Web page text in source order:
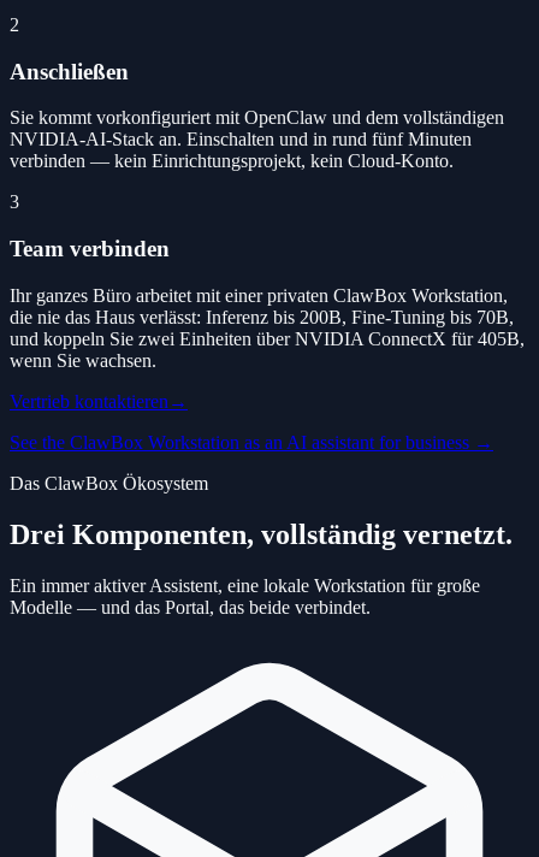
2
Anschließen
Sie kommt vorkonfiguriert mit OpenClaw und dem vollständigen
NVIDIA-AI-Stack an. Einschalten und in rund fünf Minuten
verbinden — kein Einrichtungsprojekt, kein Cloud-Konto.
3
Team verbinden
Ihr ganzes Büro arbeitet mit einer privaten ClawBox Workstation,
die nie das Haus verlässt: Inferenz bis 200B, Fine-Tuning bis 70B,
und koppeln Sie zwei Einheiten über NVIDIA ConnectX für 405B,
wenn Sie wachsen.
Vertrieb kontaktieren →
See the ClawBox Workstation as an AI assistant for business →
Das ClawBox Ökosystem
Drei Komponenten, vollständig vernetzt.
Ein immer aktiver Assistent, eine lokale Workstation für große
Modelle — und das Portal, das beide verbindet.